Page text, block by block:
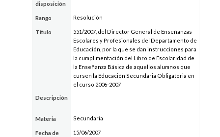
disposición
Rango Resolución
Título
551/2007, del Director General de Enseñanzas
Escolares y Profesionales del Departamento de
Educación, por la que se dan instrucciones para
la cumplimentación del Libro de Escolaridad de
la Enseñanza Básica de aquellos alumnos que
cursen la Educación Secundaria Obligatoria en
el curso 2006-2007
Descripción
Materia Secundaria
Fecha de
15/06/2007